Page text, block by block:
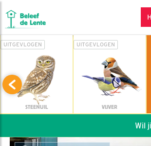
UITGEVLOGEN
STEENUIL
UITGEVLOGEN
VIJVER
Wil jij